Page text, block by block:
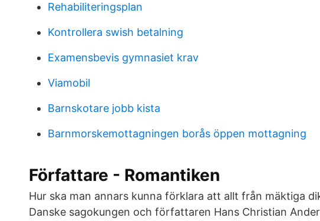
Rehabiliteringsplan
Kontrollera swish betalning
Examensbevis gymnasiet krav
Viamobil
Barnskotare jobb kista
Barnmorskemottagningen borås öppen mottagning
Författare - Romantiken
Hur ska man annars kunna förklara att allt från mäktiga
Danske sagokungen och författaren Hans Christian